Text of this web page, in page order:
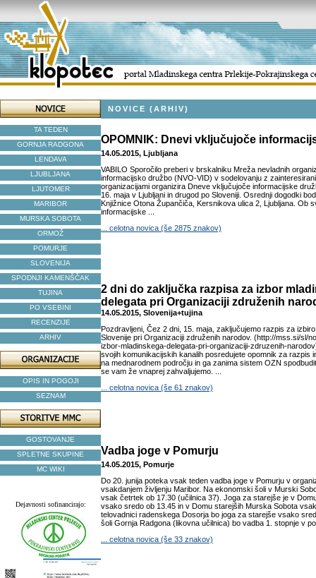
TA TEDEN
GORNJA RADGONA
LENDAVA
LJUBLJANA
LJUTOMER
MARIBOR
MURSKA SOBOTA
ORMOŽ
POMURJE
SLOVENIJA
SPODNJI KAMENŠČAK
TUJINA
PO VSEBINI
RECENZIJE
ARHIV
OPIS IN POGOJI
SEZNAM
GOSTOVANJE
SPLETNE SKUPINE
MC WIKI
Dejavnosti sofinancirajo:
NOVICE (ARHIV)
OPOMNIK: Dnevi vključujoče
14.05.2015, Ljubljana
VABILO Sporočilo preberi v brskalniku Mreža nevladnih
informacijsko družbo (NVO-VID) v sodelovanju z
organizacijami organizira Dneve vključujoče informacijske
16. maja v Ljubljani in drugod po Sloveniji. Osrednji dogodki
Knjižnice Otona Župančiča, Kersnikova ulica 2, Ljubljana. Ob
informacijske ...
... celotna novica (še 2875 znakov)
2 dni do zaključka razpisa za izbor
delegata pri Organizaciji združenih
14.05.2015, Slovenija+tujina
Pozdravljeni, Čez 2 dni, 15. maja, zaključujemo razpis za
Slovenije pri Organizaciji združenih narodov. (http://mss.si/sl/
izbor-mladinskega-delegata-pri-organizaciji-zdruzenih-
svojih komunikacijskih kanalih posredujete opomnik za razpis
na mednarodnem področju in ga zanima sistem OZN
se vam že vnaprej zahvaljujemo. ...
... celotna novica (še 61 znakov)
Vadba joge v Pomurju
14.05.2015, Pomurje
Do 20. junija poteka vsak teden vadba joge v Pomurju v
vsakdanjem življenju Maribor. Na ekonomski šoli v Murski
vsak četrtek ob 17.30 (učilnica 37). Joga za starejše je v
vsako sredo ob 13.45 in v Domu starejših Murska Sobota
telovadnici radenskega Dosorja bo joga za starejše vsako
šoli Gornja Radgona (likovna učilnica) bo vadba 1. stopnje v
... celotna novica (še 33 znakov)